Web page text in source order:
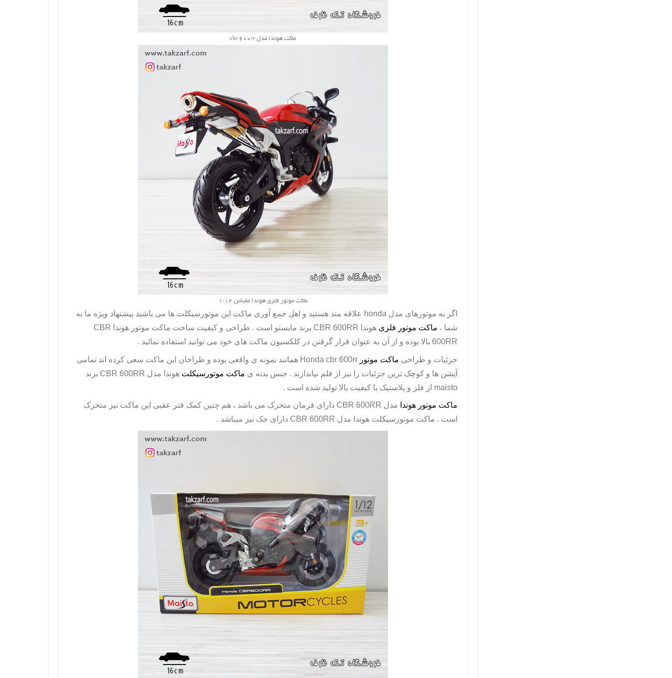
ماکت هوندا مدل cbr 600rr
ماکت موتور فلزی هوندا مقیاس 1:12
اگر به موتورهای مدل honda علاقه مند هستید و اهل جمع آوری ماکت این موتورسیکلت ها می باشید پیشنهاد ویژه ما به
شما ، ماکت موتور فلزی هوندا CBR 600RR برند مایستو است . طراحی و کیفیت ساخت ماکت موتور هوندا CBR
600RR بالا بوده و از آن به عنوان قرار گرفتن در کلکسیون ماکت های خود می توانید استفاده نمائید .
جزئیات و طراحی ماکت موتور Honda cbr 600rr همانند نمونه ی واقعی بوده و طراحان این ماکت سعی کرده اند تمامی
آپشن ها و کوچک ترین جزئیات را نیز از قلم نیاندازند . جنس بدنه ی ماکت موتورسیکلت هوندا مدل CBR 600RR برند
maisto از فلز و پلاستیک با کیفیت بالا تولید شده است .
ماکت موتور هوندا مدل CBR 600RR دارای فرمان متحرک می باشد ، هم چنین کمک فنر عقبی این ماکت نیز متحرک
است . ماکت موتورسیکلت هوندا مدل CBR 600RR دارای جک نیز میباشد .